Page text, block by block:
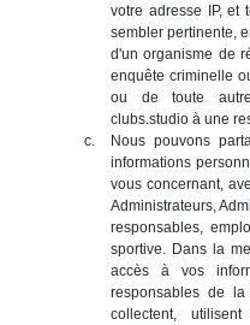
votre adresse IP, et
sembler pertinente,
d'un organisme de
enquête criminelle
ou de toute
clubs.studio à une
Nous pouvons
informations
vous concernant,
Administrateurs,
responsables,
sportive. Dans la
accès à vos
responsables de
collectent,